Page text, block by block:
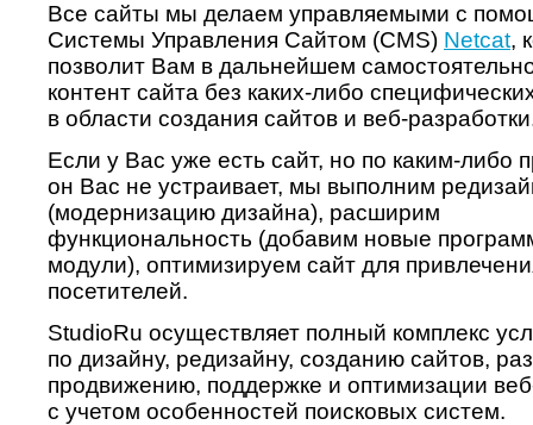
Все сайты мы делаем управляемыми с
Системы Управления Сайтом (CMS) Netcat,
позволит Вам в дальнейшем
контент сайта без каких-либо
в области создания сайтов и веб-
Если у Вас уже есть сайт, но по каким-либо
он Вас не устраивает, мы выполним
(модернизацию дизайна), расширим
функциональность (добавим новые
модули), оптимизируем сайт для
посетителей.
StudioRu осуществляет полный комплекс
по дизайну, редизайну, созданию сайтов,
продвижению, поддержке и оптимизации
с учетом особенностей поисковых систем.